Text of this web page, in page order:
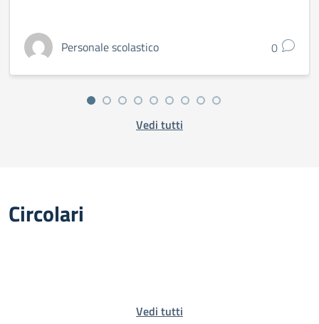
Personale scolastico 0
Vedi tutti
Circolari
Vedi tutti